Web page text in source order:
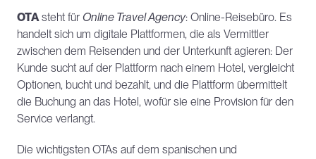
OTA steht für Online Travel Agency: Online-Reisebüro. Es
handelt sich um digitale Plattformen, die als Vermittler
zwischen dem Reisenden und der Unterkunft agieren: Der
Kunde sucht auf der Plattform nach einem Hotel, vergleicht
Optionen, bucht und bezahlt, und die Plattform übermittelt
die Buchung an das Hotel, wofür sie eine Provision für den
Service verlangt.
Die wichtigsten OTAs auf dem spanischen und